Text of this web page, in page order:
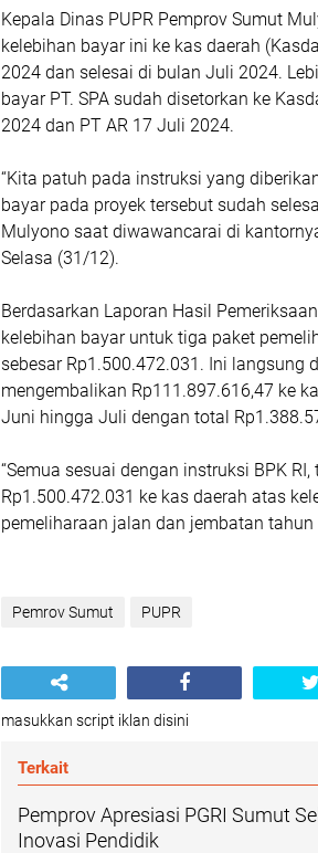
Kepala Dinas PUPR Pemprov Sumut
kelebihan bayar ini ke kas daerah
2024 dan selesai di bulan Juli 2024.
bayar PT. SPA sudah disetorkan ke
2024 dan PT AR 17 Juli 2024.
“Kita patuh pada instruksi yang
bayar pada proyek tersebut sudah
Mulyono saat diwawancarai di
Selasa (31/12).
Berdasarkan Laporan Hasil
kelebihan bayar untuk tiga paket
sebesar Rp1.500.472.031. Ini langsung
mengembalikan Rp111.897.616,47 ke
Juni hingga Juli dengan total
“Semua sesuai dengan instruksi BPK
Rp1.500.472.031 ke kas daerah atas
pemeliharaan jalan dan jembatan tahun
Pemrov Sumut PUPR
masukkan script iklan disini
Terkait
Pemprov Apresiasi PGRI Sumut
Inovasi Pendidik